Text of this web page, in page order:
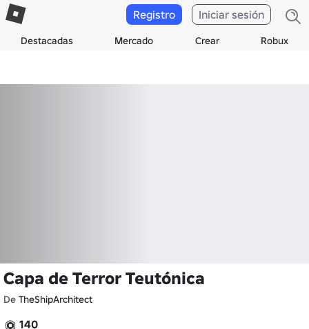
Destacadas Mercado Crear Robux
Registro Iniciar sesión
Capa de Terror Teutónica
De TheShipArchitect
140